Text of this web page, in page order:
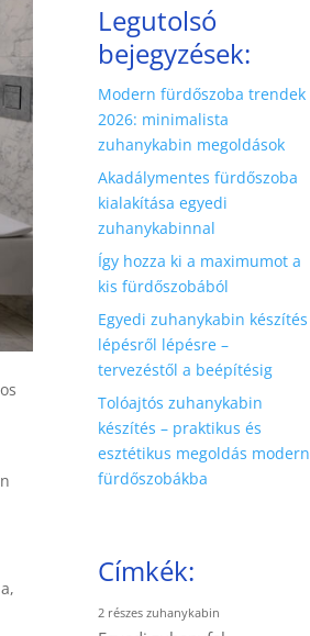
Legutolsó
bejegyzések:
Modern fürdőszoba trendek
2026: minimalista
zuhanykabin megoldások
Akadálymentes fürdőszoba
kialakítása egyedi
zuhanykabinnal
Így hozza ki a maximumot a
kis fürdőszobából
Egyedi zuhanykabin készítés
lépésről lépésre –
tervezéstől a beépítésig
Tolóajtós zuhanykabin
készítés – praktikus és
esztétikus megoldás modern
fürdőszobákba
Címkék:
2 részes zuhanykabin